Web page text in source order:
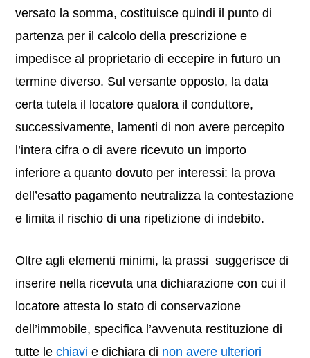
versato la somma, costituisce quindi il punto di
partenza per il calcolo della prescrizione e
impedisce al proprietario di eccepire in futuro un
termine diverso. Sul versante opposto, la data
certa tutela il locatore qualora il conduttore,
successivamente, lamenti di non avere percepito
l’intera cifra o di avere ricevuto un importo
inferiore a quanto dovuto per interessi: la prova
dell’esatto pagamento neutralizza la contestazione
e limita il rischio di una ripetizione di indebito.
Oltre agli elementi minimi, la prassi suggerisce di
inserire nella ricevuta una dichiarazione con cui il
locatore attesta lo stato di conservazione
dell’immobile, specifica l’avvenuta restituzione di
tutte lechiavi e dichiara di non avere ulteriori